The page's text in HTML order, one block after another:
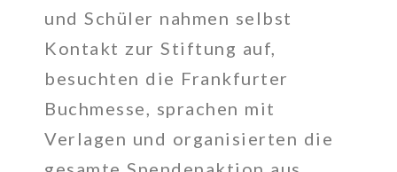
und Schüler nahmen selbst
Kontakt zur Stiftung auf,
besuchten die Frankfurter
Buchmesse, sprachen mit
Verlagen und organisierten die